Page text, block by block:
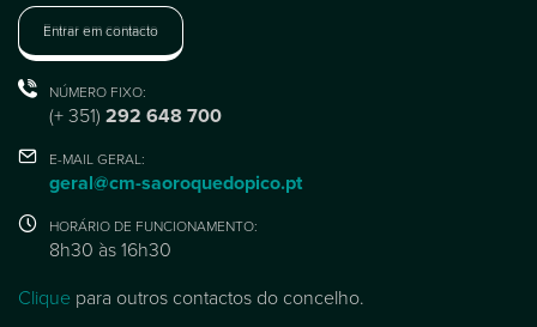
Entrar em contacto
NÚMERO FIXO:
(+ 351) 292 648 700
E-MAIL GERAL:
geral@cm-saoroquedopico.pt
HORÁRIO DE FUNCIONAMENTO:
8h30 às 16h30
Clique para outros contactos do concelho.